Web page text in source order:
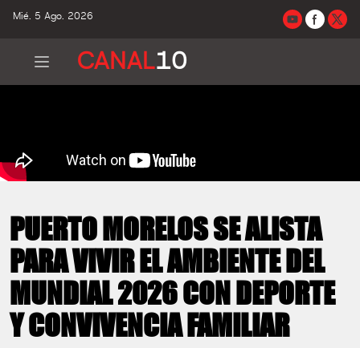
Mié. 5 Ago. 2026
CANAL10
PUERTO MORELOS SE ALISTA
PARA VIVIR EL AMBIENTE DEL
MUNDIAL 2026 CON DEPORTE
Y CONVIVENCIA FAMILIAR